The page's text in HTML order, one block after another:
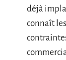
déjà
connaît